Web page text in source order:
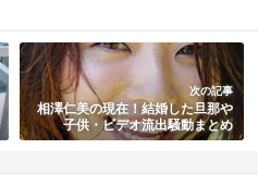
次の記事
相澤仁美の現在！結婚した旦那や
子供・ビデオ流出騒動まとめ